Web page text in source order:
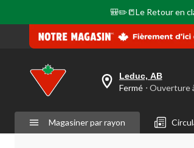
🎒✏️📒Le Retour en
votre
est
Leduc,
AB,
Leduc, AB
Fermé
Magasiner par rayon